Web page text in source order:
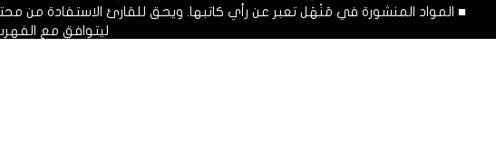
■ المواد المنشورة في مَنْهَل تعبر عن رأي كاتبها. ويحق للقارئ الاستفادة من
ليتوافق مع